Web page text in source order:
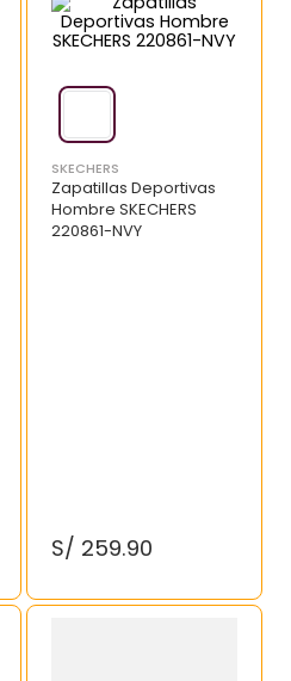
SKECHERS
Zapatillas Deportivas
Hombre SKECHERS
220861-NVY
S/ 259.90